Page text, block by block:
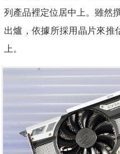
列產品裡定位居中上。雖然
出爐，依據所採用晶片來推
上。